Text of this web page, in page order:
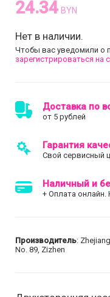
24.34 BYN
Нет в наличии.
Чтобы вас уведомили о
зарегистрироваться на
Доставка по
от 5 рублей
Гарантия
Свой сервисный
Наличный и
+ Оплата онлайн.
Производитель:
No. 89, Zizhen